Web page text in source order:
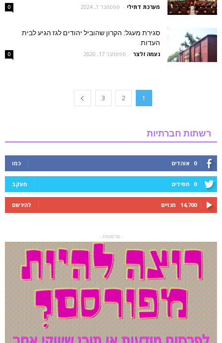
מערכת דתילי - ספטמבר 1, 2024 0
סגירת מעגל: הקרון שהוביל יהודים לגז הגיע לבית
העדות
נעמה זלצר - ספטמבר 17, 2020 0
1
2
3
רשתות חברתיות
0 אוהדים כמו
0 חסידים מעקב
14,700 מנויים להירשם
- פרסומת -